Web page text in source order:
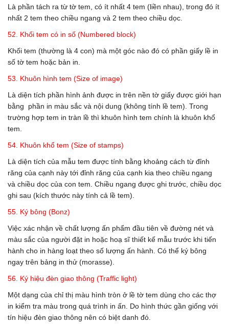
Là phần tách ra từ tờ tem, có ít nhất 4 tem (liền nhau), trong đó ít
nhất 2 tem theo chiều ngang và 2 tem theo chiều dọc.
52. Khối tem có in số (Numbered block)
Khối tem (thường là 4 con) mà một góc nào đó có phần giấy lề in
số tờ tem hoặc bản in.
53. Khuôn hình tem (Size of image)
Là diện tích phần hình ảnh được in trên nền tờ giấy được giới hạn
bằng phần in màu sắc và nội dung (không tính lề tem). Trong
trường hợp tem in tràn lề thì khuôn hình tem chính là khuôn khổ
tem.
54. Khuôn khổ tem (Size of stamps)
Là diện tích của mẫu tem được tính bằng khoảng cách từ đỉnh
răng của cạnh này tới đỉnh răng của cạnh kia theo chiều ngang
và chiều dọc của con tem. Chiều ngang được ghi trước, chiều dọc
ghi sau (kích thước này tính cả lề tem).
55. Ký bông (Bonz)
Việc xác nhận về chất lượng ấn phẩm đầu tiên về đường nét và
màu sắc của người đặt in hoặc hoạ sĩ thiết kế mẫu trước khi tiến
hành cho in hàng loạt theo số lượng ấn hành. Có thể ký bông
ngay trên bảng in thử (morasse).
56. Ký hiệu đèn giao thông (Traffic light)
Một dạng của chỉ thị màu hình tròn ở lề tờ tem dùng cho các thợ
in kiểm tra màu trong quá trình in ấn. Do hình thức gần giống với
tín hiệu đèn giao thông nên có biệt danh đó.